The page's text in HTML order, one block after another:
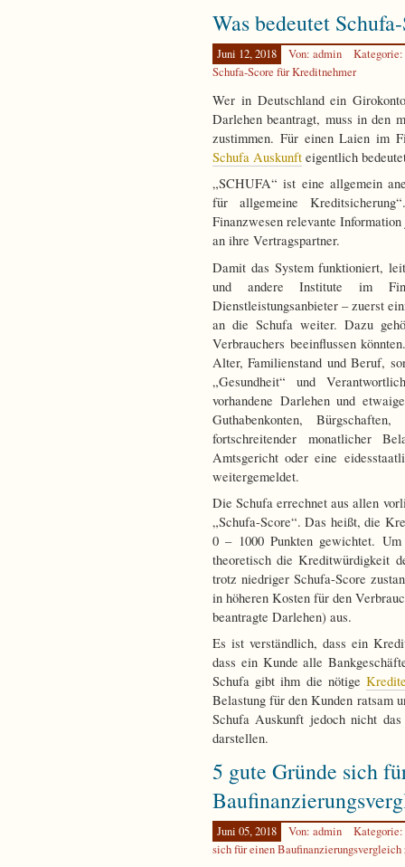
Was bedeutet
Juni 12, 2018 Von: admin
Kategorie:
Schufa-Score für Kreditnehmer
Wer in Deutschland ein
Darlehen beantragt, muss in den
zustimmen. Für einen Laien im
Schufa Auskunft eigentlich
„SCHUFA“ ist eine allgemein
für allgemeine
Finanzwesen relevante
an ihre Vertragspartner.
Damit das System funktioniert,
und andere Institute im
Dienstleistungsanbieter – zuerst
an die Schufa weiter. Dazu
Verbrauchers beeinflussen
Alter, Familienstand und Beruf,
„Gesundheit“ und
vorhandene Darlehen und
Guthabenkonten,
fortschreitender monatlicher
Amtsgericht oder eine
weitergemeldet.
Die Schufa errechnet aus allen
„Schufa-Score“. Das heißt, die
0 – 1000 Punkten gewichtet.
theoretisch die Kreditwürdigkeit
trotz niedriger Schufa-Score
in höheren Kosten für den
beantragte Darlehen) aus.
Es ist verständlich, dass ein
dass ein Kunde alle
Schufa gibt ihm die nötige
Belastung für den Kunden ratsam
Schufa Auskunft jedoch nicht
darstellen.
5 gute Gründe sich
Juni 05, 2018 Von: admin
Kategorie:
sich für einen Baufinanzierungsvergleich